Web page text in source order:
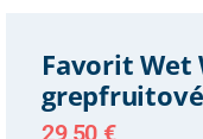
Favorit Wet